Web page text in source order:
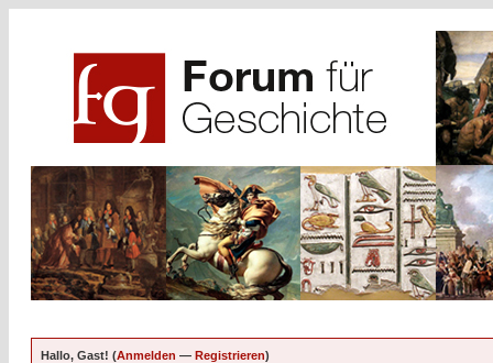
Hallo, Gast! (Anmelden — Registrieren)